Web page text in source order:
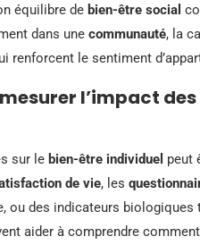
équilibre de bien-être social
dans une communauté, la
le sentiment
l’impact
sur le bien-être individuel peut
de vie, les
ou des indicateurs biologiques
aider à comprendre